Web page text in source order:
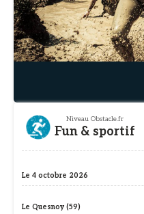
Niveau Obstacle.fr
Fun & sportif
Le 4 octobre 2026
Le Quesnoy (59)